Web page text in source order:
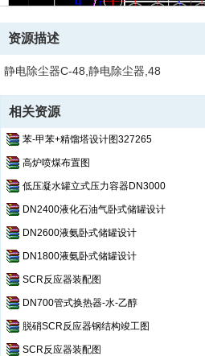
资源描述
静电除尘器C-48,静电除尘器,48
相关资源
苯-甲苯+精馏塔设计图327265
高炉喷煤布置图
低压凝水罐立式压力容器DN3000
DN2400液化石油气卧式储罐设计
DN2600液氨卧式储罐设计
DN1800液氨卧式储罐设计
SCR反应器装配图
DN700管式换热器-水-乙醇
脱硝SCR反应器钢结构竣工图
SCR反应器装配图